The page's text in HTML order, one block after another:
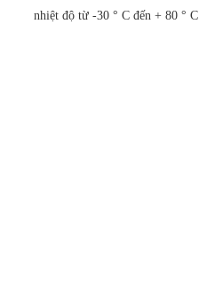
nhiệt độ từ -30 ° C đến + 80 ° C.